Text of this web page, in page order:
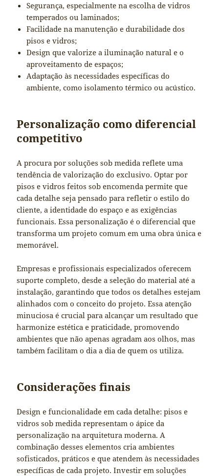
Segurança, especialmente na escolha de vidros
temperados ou laminados;
Facilidade na manutenção e durabilidade dos
pisos e vidros;
Design que valorize a iluminação natural e o
aproveitamento de espaços;
Adaptação às necessidades específicas do
ambiente, como isolamento térmico ou acústico.
Personalização como diferencial
competitivo
A procura por soluções sob medida reflete uma
tendência de valorização do exclusivo. Optar por
pisos e vidros feitos sob encomenda permite que
cada detalhe seja pensado para refletir o estilo do
cliente, a identidade do espaço e as exigências
funcionais. Essa personalização é o diferencial que
transforma um projeto comum em uma obra única e
memorável.
Empresas e profissionais especializados oferecem
suporte completo, desde a seleção do material até a
instalação, garantindo que todos os detalhes estejam
alinhados com o conceito do projeto. Essa atenção
minuciosa é crucial para alcançar um resultado que
harmonize estética e praticidade, promovendo
ambientes que não apenas agradam aos olhos, mas
também facilitam o dia a dia de quem os utiliza.
Considerações finais
Design e funcionalidade em cada detalhe: pisos e
vidros sob medida representam o ápice da
personalização na arquitetura moderna. A
combinação desses elementos cria ambientes
sofisticados, práticos e que atendem às necessidades
específicas de cada projeto. Investir em soluções